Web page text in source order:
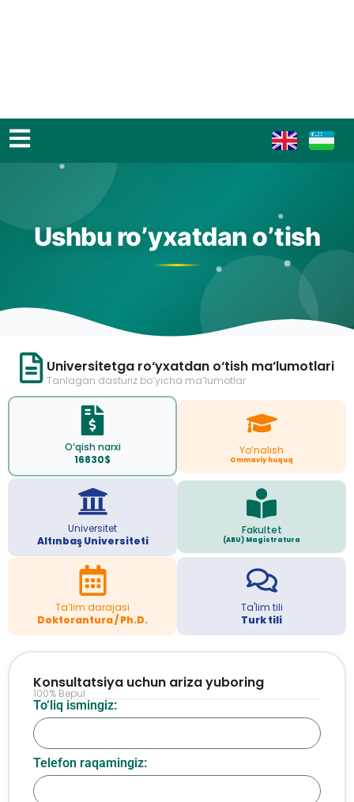
Ushbu ro’yxatdan o’tish
Universitetga ro‘yxatdan o‘tish ma’lumotlari
Tanlagan dasturiz bo‘yicha ma’lumotlar
O‘qish narxi
16830$
Yo‘nalish
Ommaviy huquq
Universitet
Altınbaş Universiteti
Fakultet
(ABU) Magistratura
Ta’lim darajasi
Doktorantura / Ph.D.
Ta'lim tili
Turk tili
To‘liq ismingiz:
Telefon raqamingiz:
Konsultatsiya uchun ariza yuboring
100% Bepul